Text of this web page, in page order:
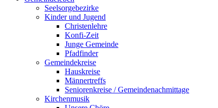
Seelsorgebezirke
Kinder und Jugend
Christenlehre
Konfi-Zeit
Junge Gemeinde
Pfadfinder
Gemeindekreise
Hauskreise
Männertreffs
Seniorenkreise / Gemeindenachmittage
Kirchenmusik